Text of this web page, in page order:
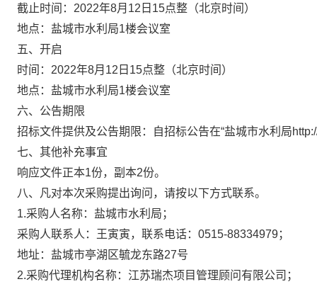
截止时间：2022年8月12日15点整（北京时间）
地点：盐城市水利局1楼会议室
五、开启
时间：2022年8月12日15点整（北京时间）
地点：盐城市水利局1楼会议室
六、公告期限
招标文件提供及公告期限：自招标公告在“盐城市水利局
七、其他补充事宜
响应文件正本1份，副本2份。
八、凡对本次采购提出询问，请按以下方式联系。
1.采购人名称：盐城市水利局；
采购人联系人：王寅寅，联系电话：0515-88334979；
地址：盐城市亭湖区毓龙东路27号
2.采购代理机构名称：江苏瑞杰项目管理顾问有限公司；